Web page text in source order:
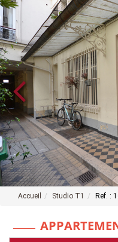
Accueil Studio T1 Ref. :